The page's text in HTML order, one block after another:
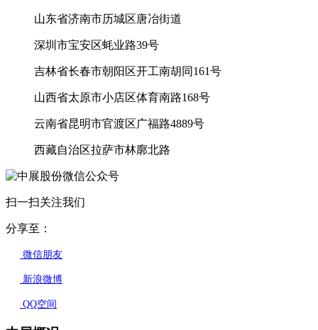
山东省济南市历城区唐冶街道
深圳市宝安区蚝业路39号
吉林省长春市朝阳区开工南胡同161号
山西省太原市小店区体育南路168号
云南省昆明市官渡区广福路4889号
西藏自治区拉萨市林廓北路
扫一扫关注我们
分享至：
微信朋友
新浪微博
QQ空间